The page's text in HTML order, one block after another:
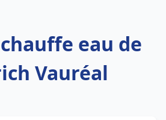
eau de
Vauréal